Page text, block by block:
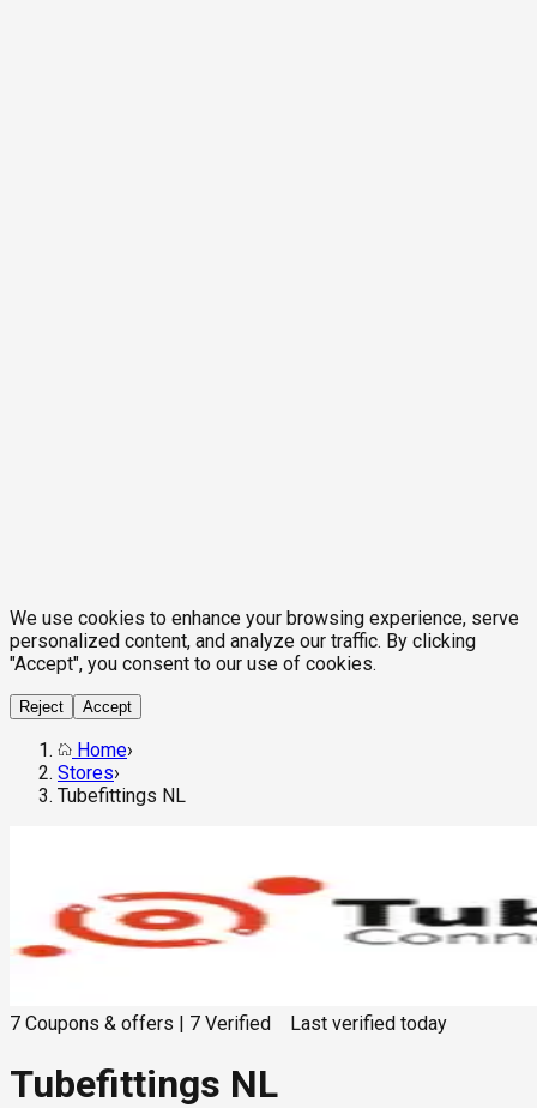
We use cookies to enhance your browsing experience, serve
personalized content, and analyze our traffic. By clicking
"Accept", you consent to our use of cookies.
Reject Accept
Home›
Stores›
Tubefittings NL
7 Coupons & offers 7 Verified Last verified today
Tubefittings NL